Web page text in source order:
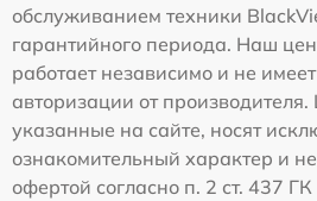
обслуживанием техники
гарантийного периода. Наш
работает независимо и не
авторизации от
указанные на сайте, носят
ознакомительный характер и
офертой согласно п. 2 ст. 437